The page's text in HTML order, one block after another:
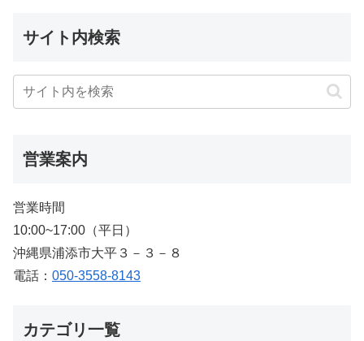
サイト内検索
営業案内
営業時間
10:00~17:00（平日）
沖縄県浦添市大平３－３－８
電話： 050-3558-8143
カテゴリ一覧